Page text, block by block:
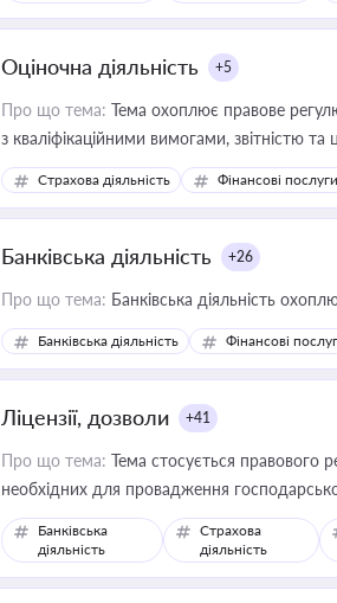
Оціночна діяльність +5
Про що тема: Тема охоплює правове
з кваліфікаційними вимогами, звітністю
медійних змін у цій сфері корисне для
приватизації, оренди державного майна,
Страхова діяльність Фінансові послуги
Банківська діяльність +26
Про що тема: Банківська діяльність
Банківська діяльність Фінансові
Ліцензії, дозволи +41
Про що тема: Тема стосується правового
необхідних для провадження
Банківська
діяльність
Страхова
діяльність